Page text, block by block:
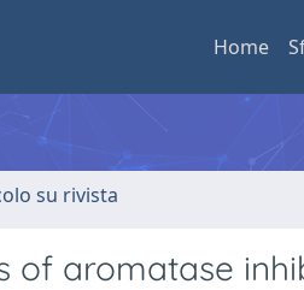
Home
su rivista
of aromatase